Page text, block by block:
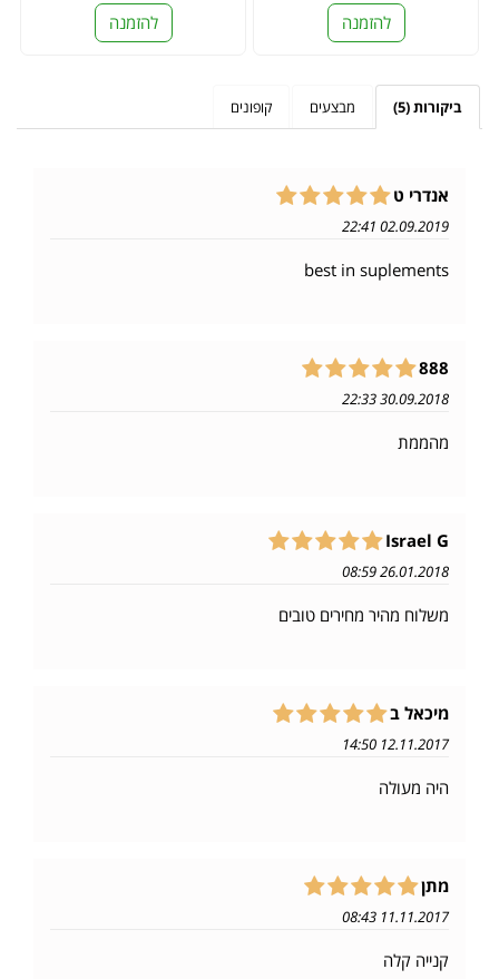
להזמנה להזמנה
ביקורות (5) מבצעים קופונים
אנדרי ט
02.09.2019 22:41
best in suplements
888
30.09.2018 22:33
מהממת
Israel G
26.01.2018 08:59
משלוח מהיר מחירים טובים
מיכאל ב
12.11.2017 14:50
היה מעולה
מתן
11.11.2017 08:43
קנייה קלה